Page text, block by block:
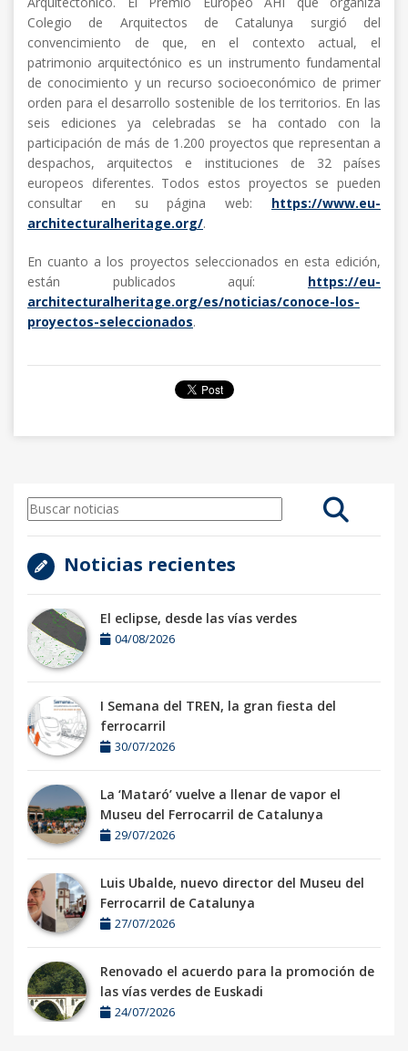
Colegio de Arquitectos de Catalunya surgió del
convencimiento de que, en el contexto actual, el
patrimonio arquitectónico es un instrumento fundamental
de conocimiento y un recurso socioeconómico de primer
orden para el desarrollo sostenible de los territorios. En las
seis ediciones ya celebradas se ha contado con la
participación de más de 1.200 proyectos que representan a
despachos, arquitectos e instituciones de 32 países
europeos diferentes. Todos estos proyectos se pueden
consultar en su página web: https://www.eu-
architecturalheritage.org/.
En cuanto a los proyectos seleccionados en esta edición,
están publicados aquí: https://eu-
architecturalheritage.org/es/noticias/conoce-los-
proyectos-seleccionados.
Noticias recientes
El eclipse, desde las vías verdes
04/08/2026
I Semana del TREN, la gran fiesta del
ferrocarril
30/07/2026
La ‘Mataró’ vuelve a llenar de vapor el
Museu del Ferrocarril de Catalunya
29/07/2026
Luis Ubalde, nuevo director del Museu del
Ferrocarril de Catalunya
27/07/2026
Renovado el acuerdo para la promoción de
las vías verdes de Euskadi
24/07/2026